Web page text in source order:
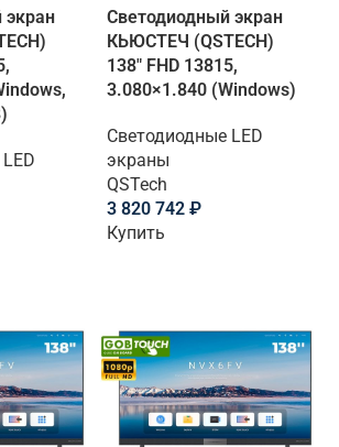
экран
Светодиодный экран
КЬЮСТЕЧ (QSTECH)
138" FHD 13815,
3.080×1.840 (Windows)
Светодиодные LED
экраны
QSTech
3 820 742 ₽
Купить